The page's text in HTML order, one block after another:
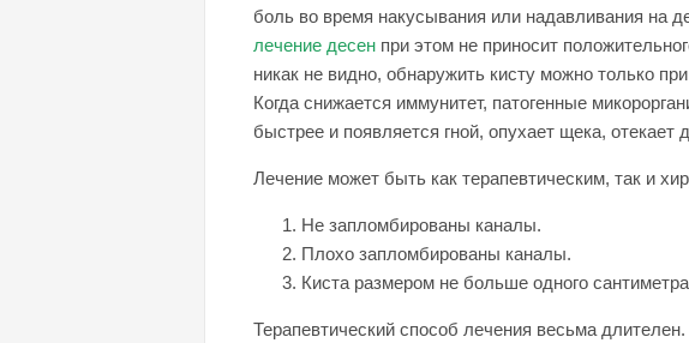
боль во время накусывания или надавливания на
лечение десен при этом не приносит
никак не видно, обнаружить кисту можно только
Когда снижается иммунитет, патогенные
быстрее и появляется гной, опухает щека,
Лечение может быть как терапевтическим, так и
Не запломбированы каналы.
Плохо запломбированы каналы.
Киста размером не больше одного
Терапевтический способ лечения весьма